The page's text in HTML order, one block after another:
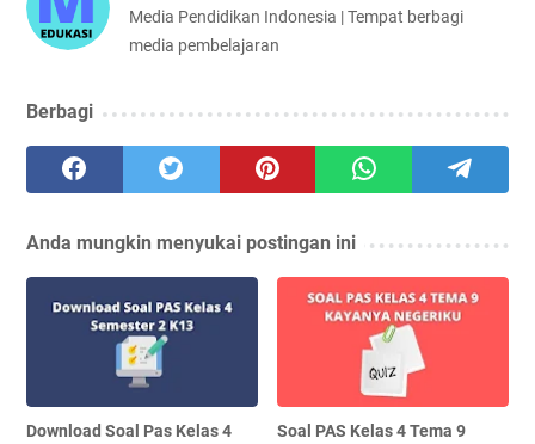
Media Pendidikan Indonesia | Tempat berbagi
media pembelajaran
Berbagi
Anda mungkin menyukai postingan ini
Download Soal Pas Kelas 4
Soal PAS Kelas 4 Tema 9